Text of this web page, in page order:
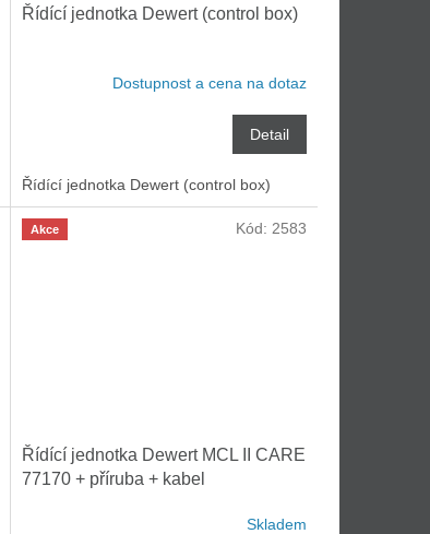
Řídící jednotka Dewert (control box)
Dostupnost a cena na dotaz
Detail
Řídící jednotka Dewert (control box)
Akce
Řídící jednotka Dewert MCL II CARE
77170 + příruba + kabel
Skladem
Kód: 2583